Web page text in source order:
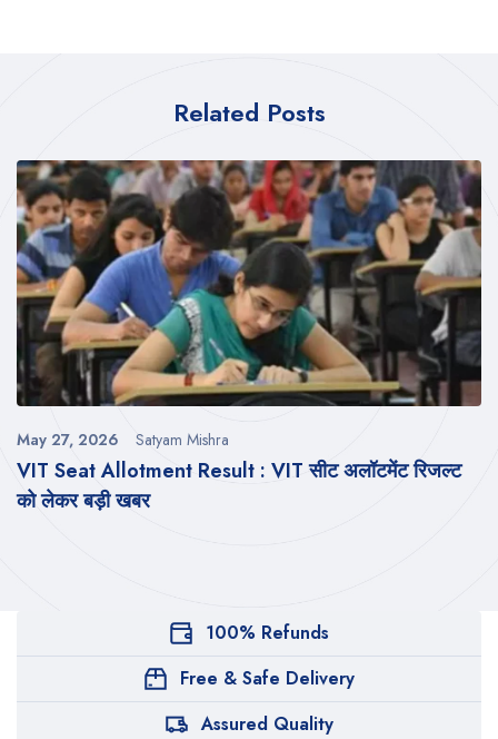
Related Posts
VIT Seat Allotment Result : VIT सीट अलॉटमेंट रिजल्ट
को लेकर बड़ी खबर
May 27, 2026 Satyam Mishra
100% Refunds
Free & Safe Delivery
Assured Quality